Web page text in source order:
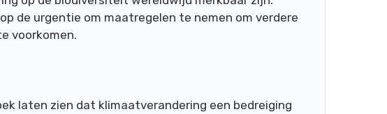
de urgentie om maatregelen te nemen om verdere
voorkomen.
laten zien dat klimaatverandering een bedreiging